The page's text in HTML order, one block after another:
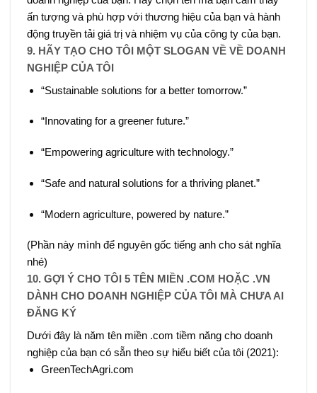
ấn tượng và phù hợp với thương hiệu của bạn và hành
động truyền tải giá trị và nhiệm vụ của công ty của bạn.
9. HÃY TẠO CHO TÔI MỘT SLOGAN VỀ VỀ DOANH
NGHIỆP CỦA TÔI
“Sustainable solutions for a better tomorrow.”
“Innovating for a greener future.”
“Empowering agriculture with technology.”
“Safe and natural solutions for a thriving planet.”
“Modern agriculture, powered by nature.”
(Phần này mình để nguyên gốc tiếng anh cho sát nghĩa
nhé)
10. GỢI Ý CHO TÔI 5 TÊN MIỀN .COM HOẶC .VN
DÀNH CHO DOANH NGHIỆP CỦA TÔI MÀ CHƯA AI
ĐĂNG KÝ
Dưới đây là năm tên miền .com tiềm năng cho doanh
nghiệp của bạn có sẵn theo sự hiểu biết của tôi (2021):
GreenTechAgri.com